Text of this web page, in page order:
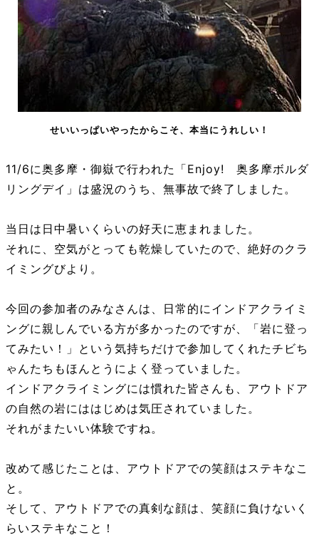
せいいっぱいやったからこそ、本当にうれしい！
11/6に奥多摩・御嶽で行われた「Enjoy! 奥多摩ボルダ
リングデイ」は盛況のうち、無事故で終了しました。
当日は日中暑いくらいの好天に恵まれました。
それに、空気がとっても乾燥していたので、絶好のクラ
イミングびより。
今回の参加者のみなさんは、日常的にインドアクライミ
ングに親しんでいる方が多かったのですが、「岩に登っ
てみたい！」という気持ちだけで参加してくれたチビち
ゃんたちもほんとうによく登っていました。
インドアクライミングには慣れた皆さんも、アウトドア
の自然の岩にははじめは気圧されていました。
それがまたいい体験ですね。
改めて感じたことは、アウトドアでの笑顔はステキなこ
と。
そして、アウトドアでの真剣な顔は、笑顔に負けないく
らいステキなこと！